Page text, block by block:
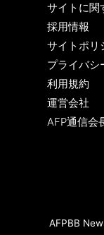
サイトに関
採用情報
サイトポリ
プライバシ
利用規約
運営会社
AFP通信会
AFPBB